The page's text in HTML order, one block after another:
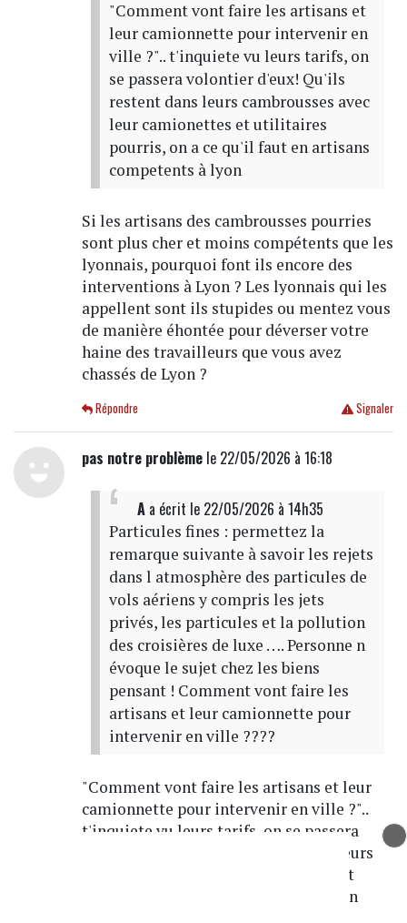
"Comment vont faire les artisans et
leur camionnette pour intervenir en
ville ?".. t'inquiete vu leurs tarifs, on
se passera volontier d'eux! Qu'ils
restent dans leurs cambrousses avec
leur camionettes et utilitaires
pourris, on a ce qu'il faut en artisans
competents à lyon
Si les artisans des cambrousses pourries
sont plus cher et moins compétents que les
lyonnais, pourquoi font ils encore des
interventions à Lyon ? Les lyonnais qui les
appellent sont ils stupides ou mentez vous
de manière éhontée pour déverser votre
haine des travailleurs que vous avez
chassés de Lyon ?
Signaler
Répondre
pas notre problèmele 22/05/2026 à 16:18
Aa écrit le 22/05/2026 à 14h35
Particules fines : permettez la
remarque suivante à savoir les rejets
dans l atmosphère des particules de
vols aériens y compris les jets
privés, les particules et la pollution
des croisières de luxe …. Personne n
évoque le sujet chez les biens
pensant ! Comment vont faire les
artisans et leur camionnette pour
intervenir en ville ????
"Comment vont faire les artisans et leur
camionnette pour intervenir en ville ?"..
t'inquiete vu leurs tarifs, on se passera
volontier d'eux! Qu'ils restent dans leurs
cambrousses avec leur camionettes et
utilitaires pourris, on a ce qu'il faut en